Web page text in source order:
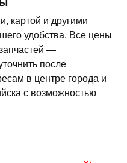
картой и другими
удобства. Все цены
—
после
в центре города и
с возможностью